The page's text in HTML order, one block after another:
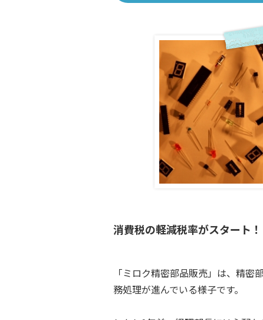
消費税の軽減税率がスタート！
「ミロク精密部品販売」は、精密
務処理が進んでいる様子です。